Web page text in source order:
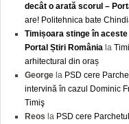
decât o arată scorul –
are! Politehnica bate
Timișoara stinge în
Portal Știri România la
arhitectural din oraș
George la PSD cere
intervină în cazul Dominic
Timiş
Reos la PSD cere